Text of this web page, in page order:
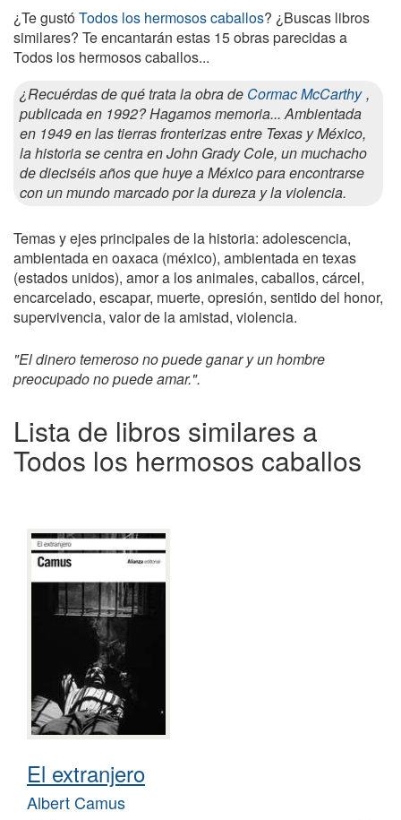
¿Te gustóTodos los hermosos caballos? ¿Buscas libros
similares? Te encantarán estas 15 obras parecidas a
Todos los hermosos caballos...
¿Recuérdas de qué trata la obra de Cormac McCarthy ,
publicada en 1992? Hagamos memoria... Ambientada
en 1949 en las tierras fronterizas entre Texas y México,
la historia se centra en John Grady Cole, un muchacho
de dieciséis años que huye a México para encontrarse
con un mundo marcado por la dureza y la violencia.
Temas y ejes principales de la historia: adolescencia,
ambientada en oaxaca (méxico), ambientada en texas
(estados unidos), amor a los animales, caballos, cárcel,
encarcelado, escapar, muerte, opresión, sentido del honor,
supervivencia, valor de la amistad, violencia.
"El dinero temeroso no puede ganar y un hombre
preocupado no puede amar.".
Lista de libros similares a
Todos los hermosos caballos
El extranjero
Albert Camus